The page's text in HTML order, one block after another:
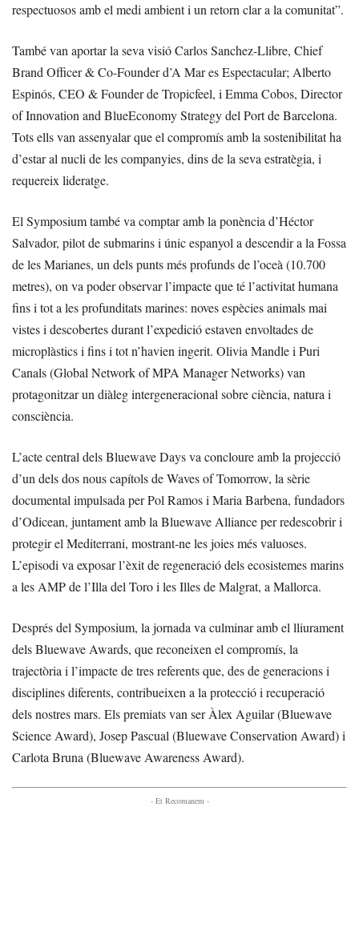
respectuosos amb el medi ambient i un retorn clar a la comunitat”.
També van aportar la seva visió Carlos Sanchez-Llibre, Chief
Brand Officer & Co-Founder d’A Mar es Espectacular; Alberto
Espinós, CEO & Founder de Tropicfeel, i Emma Cobos, Director
of Innovation and BlueEconomy Strategy del Port de Barcelona.
Tots ells van assenyalar que el compromís amb la sostenibilitat ha
d’estar al nucli de les companyies, dins de la seva estratègia, i
requereix lideratge.
El Symposium també va comptar amb la ponència d’Héctor
Salvador, pilot de submarins i únic espanyol a descendir a la Fossa
de les Marianes, un dels punts més profunds de l’oceà (10.700
metres), on va poder observar l’impacte que té l’activitat humana
fins i tot a les profunditats marines: noves espècies animals mai
vistes i descobertes durant l’expedició estaven envoltades de
microplàstics i fins i tot n’havien ingerit. Olivia Mandle i Puri
Canals (Global Network of MPA Manager Networks) van
protagonitzar un diàleg intergeneracional sobre ciència, natura i
consciència.
L’acte central dels Bluewave Days va concloure amb la projecció
d’un dels dos nous capítols de Waves of Tomorrow, la sèrie
documental impulsada per Pol Ramos i Maria Barbena, fundadors
d’Odicean, juntament amb la Bluewave Alliance per redescobrir i
protegir el Mediterrani, mostrant-ne les joies més valuoses.
L’episodi va exposar l’èxit de regeneració dels ecosistemes marins
a les AMP de l’Illa del Toro i les Illes de Malgrat, a Mallorca.
Després del Symposium, la jornada va culminar amb el lliurament
dels Bluewave Awards, que reconeixen el compromís, la
trajectòria i l’impacte de tres referents que, des de generacions i
disciplines diferents, contribueixen a la protecció i recuperació
dels nostres mars. Els premiats van ser Àlex Aguilar (Bluewave
Science Award), Josep Pascual (Bluewave Conservation Award) i
Carlota Bruna (Bluewave Awareness Award).
- Et Recomanem -